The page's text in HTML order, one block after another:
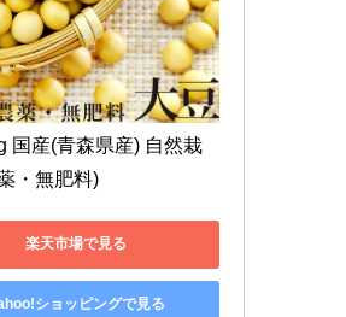
国産(青森県産) 自然栽
・無肥料)
楽天市場で見る
ショッピングで見る